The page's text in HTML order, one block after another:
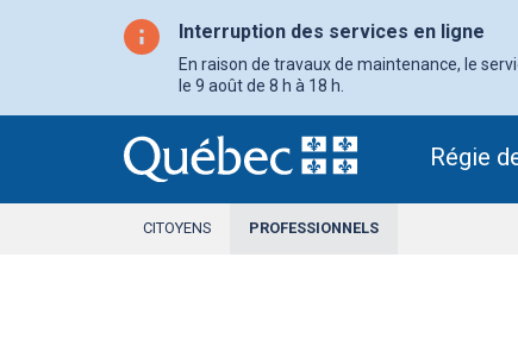
Interruption des services en ligne
En raison de travaux de maintenance, le
le 9 août de 8 h à 18 h.
Régie
CITOYENS PROFESSIONNELSSECTION